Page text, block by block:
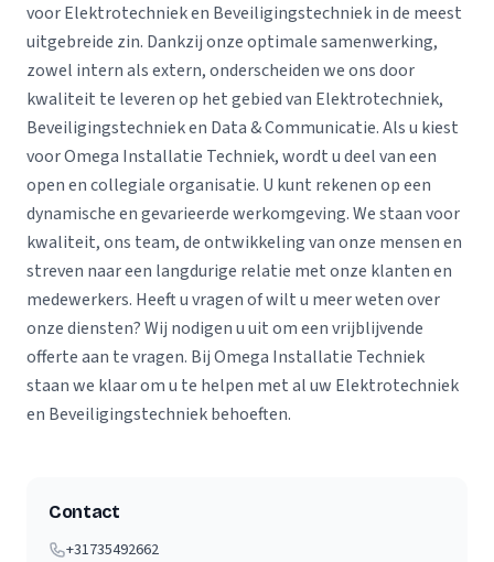
voor Elektrotechniek en Beveiligingstechniek in de meest
uitgebreide zin. Dankzij onze optimale samenwerking,
zowel intern als extern, onderscheiden we ons door
kwaliteit te leveren op het gebied van Elektrotechniek,
Beveiligingstechniek en Data & Communicatie. Als u kiest
voor Omega Installatie Techniek, wordt u deel van een
open en collegiale organisatie. U kunt rekenen op een
dynamische en gevarieerde werkomgeving. We staan voor
kwaliteit, ons team, de ontwikkeling van onze mensen en
streven naar een langdurige relatie met onze klanten en
medewerkers. Heeft u vragen of wilt u meer weten over
onze diensten? Wij nodigen u uit om een vrijblijvende
offerte aan te vragen. Bij Omega Installatie Techniek
staan we klaar om u te helpen met al uw Elektrotechniek
en Beveiligingstechniek behoeften.
Contact
+31735492662